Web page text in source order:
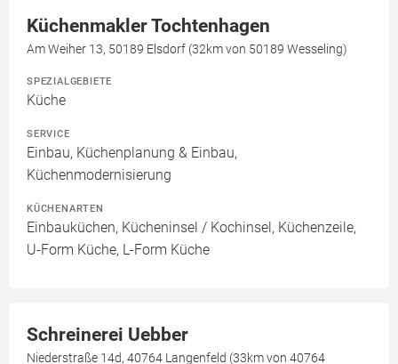
Küchenmakler Tochtenhagen
Am Weiher 13, 50189 Elsdorf (32km von 50189 Wesseling)
SPEZIALGEBIETE
Küche
SERVICE
Einbau, Küchenplanung & Einbau,
Küchenmodernisierung
KÜCHENARTEN
Einbauküchen, Kücheninsel / Kochinsel, Küchenzeile,
U-Form Küche, L-Form Küche
Schreinerei Uebber
Niederstraße 14d, 40764 Langenfeld (33km von 40764